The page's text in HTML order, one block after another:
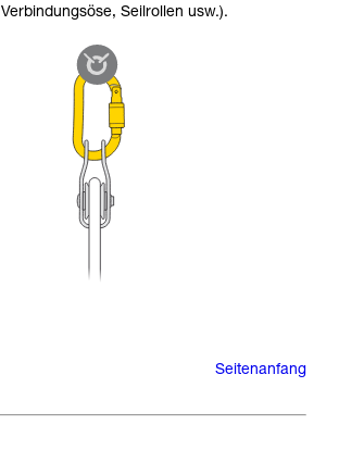
Verbindungsöse, Seilrollen usw.).
Seitenanfang